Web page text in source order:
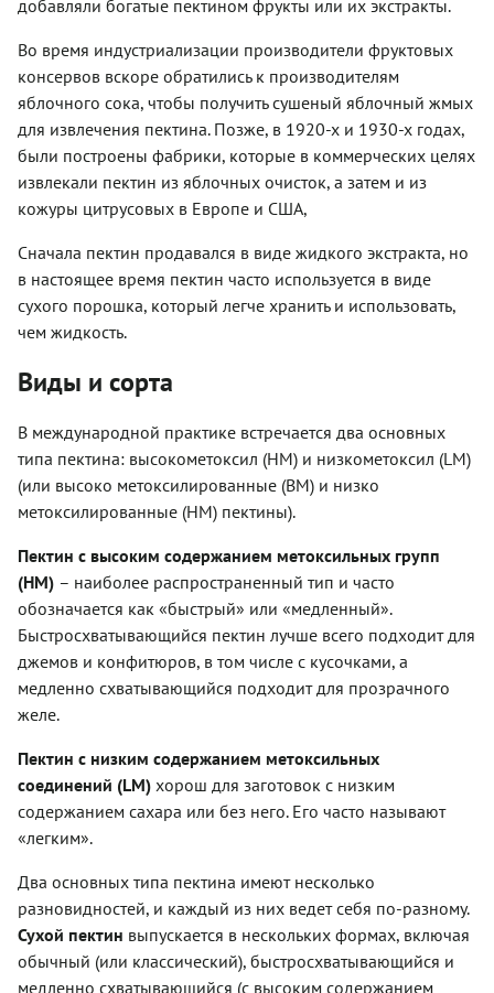
добавляли богатые пектином фрукты или их экстракты.
Во время индустриализации производители фруктовых
консервов вскоре обратились к производителям
яблочного сока, чтобы получить сушеный яблочный жмых
для извлечения пектина. Позже, в 1920-х и 1930-х годах,
были построены фабрики, которые в коммерческих целях
извлекали пектин из яблочных очисток, а затем и из
кожуры цитрусовых в Европе и США,
Сначала пектин продавался в виде жидкого экстракта, но
в настоящее время пектин часто используется в виде
сухого порошка, который легче хранить и использовать,
чем жидкость.
Виды и сорта
В международной практике встречается два основных
типа пектина: высокометоксил (HM) и низкометоксил (LM)
(или высоко метоксилированные (ВМ) и низко
метоксилированные (НМ) пектины).
Пектин с высоким содержанием метоксильных групп
(HM) – наиболее распространенный тип и часто
обозначается как «быстрый» или «медленный».
Быстросхватывающийся пектин лучше всего подходит для
джемов и конфитюров, в том числе с кусочками, а
медленно схватывающийся подходит для прозрачного
желе.
Пектин с низким содержанием метоксильных
соединений (LM) хорош для заготовок с низким
содержанием сахара или без него. Его часто называют
«легким».
Два основных типа пектина имеют несколько
разновидностей, и каждый из них ведет себя по-разному.
Сухой пектин выпускается в нескольких формах, включая
обычный (или классический), быстросхватывающийся и
медленно схватывающийся (с высоким содержанием